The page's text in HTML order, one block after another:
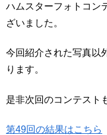
ハムスターフォトコン
ざいました。
今回紹介された写真以
ります。
是非次回のコンテスト
第49回の結果はこちら